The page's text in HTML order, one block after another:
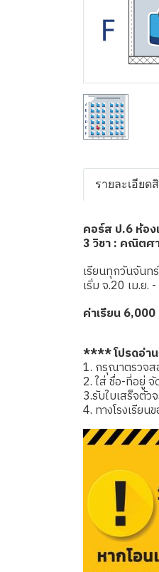
รายละเอียด
คอร์ส ป.6 ห้อ
3 วิชา : คณิตศ
เรียนทุกวันจันท
เริ่ม จ.20 เม.ย
ค่าเรียน 6,000
**** โปรดอ่า
1. กรุณาตรวจส
2. ใส่ ชื่อ-ที่อยู่
3.รับใบเสร็จตัว
4. ทางโรงเรีย